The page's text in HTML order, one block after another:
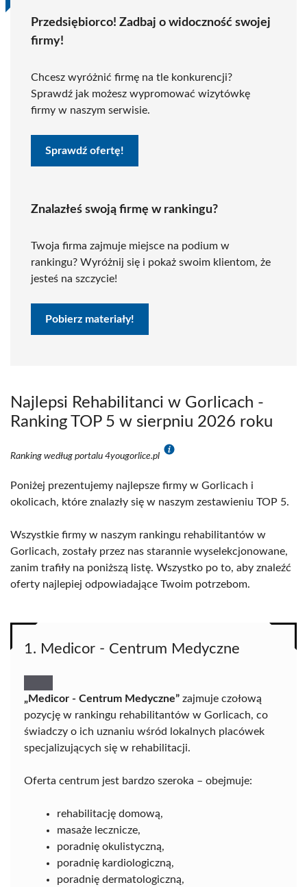
Przedsiębiorco! Zadbaj o widoczność swojej
firmy!
Chcesz wyróżnić firmę na tle konkurencji?
Sprawdź jak możesz wypromować wizytówkę
firmy w naszym serwisie.
Sprawdź ofertę!
Znalazłeś swoją firmę w rankingu?
Twoja firma zajmuje miejsce na podium w
rankingu? Wyróżnij się i pokaż swoim klientom, że
jesteś na szczycie!
Pobierz materiały!
Najlepsi Rehabilitanci w Gorlicach -
Ranking TOP 5 w sierpniu 2026 roku
Ranking według portalu 4yougorlice.pl
Poniżej prezentujemy najlepsze firmy w Gorlicach i
okolicach, które znalazły się w naszym zestawieniu TOP 5.
Wszystkie firmy w naszym rankingu rehabilitantów w
Gorlicach, zostały przez nas starannie wyselekcjonowane,
zanim trafiły na poniższą listę. Wszystko po to, aby znaleźć
oferty najlepiej odpowiadające Twoim potrzebom.
1. Medicor - Centrum Medyczne
„Medicor - Centrum Medyczne” zajmuje czołową
pozycję w rankingu rehabilitantów w Gorlicach, co
świadczy o ich uznaniu wśród lokalnych placówek
specjalizujących się w rehabilitacji.
Oferta centrum jest bardzo szeroka – obejmuje:
rehabilitację domową,
masaże lecznicze,
poradnię okulistyczną,
poradnię kardiologiczną,
poradnię dermatologiczną,